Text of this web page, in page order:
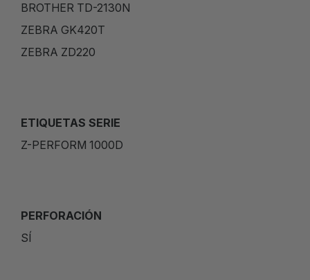
BROTHER TD-2130N
ZEBRA GK420T
ZEBRA ZD220
ETIQUETAS SERIE
Z-PERFORM 1000D
PERFORACIÓN
SÍ